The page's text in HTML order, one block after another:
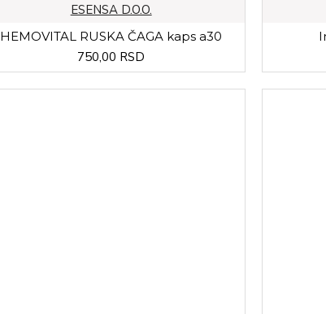
ESENSA D.O.O.
HEMOVITAL RUSKA ČAGA kaps a30
750,00 RSD